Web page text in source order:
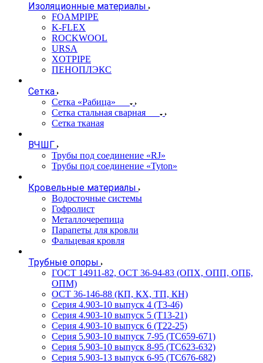
Изоляционные материалы
FOAMPIPE
K-FLEX
ROCKWOOL
URSA
XOTPIPE
ПЕНОПЛЭКС
Сетка
Сетка «Рабица»
Сетка стальная сварная
Сетка тканая
ВЧШГ
Трубы под соединение «RJ»
Трубы под соединение «Tyton»
Кровельные материалы
Водосточные системы
Гофролист
Металлочерепица
Парапеты для кровли
Фальцевая кровля
Трубные опоры
ГОСТ 14911-82, ОСТ 36-94-83 (ОПХ, ОПП, ОПБ,
ОПМ)
ОСТ 36-146-88 (КП, КХ, ТП, КН)
Серия 4.903-10 выпуск 4 (Т3-46)
Серия 4.903-10 выпуск 5 (Т13-21)
Серия 4.903-10 выпуск 6 (Т22-25)
Серия 5.903-10 выпуск 7-95 (ТС659-671)
Серия 5.903-10 выпуск 8-95 (ТС623-632)
Серия 5.903-13 выпуск 6-95 (ТС676-682)